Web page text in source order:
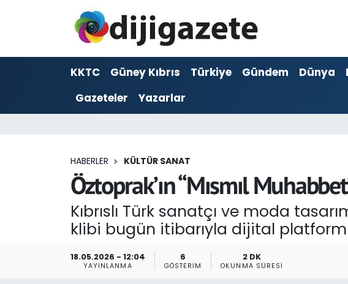
KKTC Güney Kıbrıs Türkiye Gündem Dünya
Gazeteler
Yazarlar
HABERLER KÜLTÜR SANAT
Öztoprak’ın “Mısmıl
Kıbrıslı Türk sanatçı ve moda
klibi bugün itibarıyla dijital
18.05.2026 - 12:04
YAYINLANMA
6
GÖSTERIM
2 DK
OKUNMA SÜRESI
ADVERTORIAL
Dijigazete
Ekonomi
Foto Galeri
Hava Durumu
Trafik Durumu
Son Dakika Haberleri
Haber Arşivi